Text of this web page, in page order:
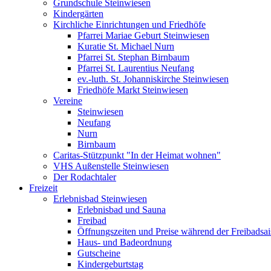
Grundschule Steinwiesen
Kindergärten
Kirchliche Einrichtungen und Friedhöfe
Pfarrei Mariae Geburt Steinwiesen
Kuratie St. Michael Nurn
Pfarrei St. Stephan Birnbaum
Pfarrei St. Laurentius Neufang
ev.-luth. St. Johanniskirche Steinwiesen
Friedhöfe Markt Steinwiesen
Vereine
Steinwiesen
Neufang
Nurn
Birnbaum
Caritas-Stützpunkt "In der Heimat wohnen"
VHS Außenstelle Steinwiesen
Der Rodachtaler
Freizeit
Erlebnisbad Steinwiesen
Erlebnisbad und Sauna
Freibad
Öffnungszeiten und Preise während der
Haus- und Badeordnung
Gutscheine
Kindergeburtstag